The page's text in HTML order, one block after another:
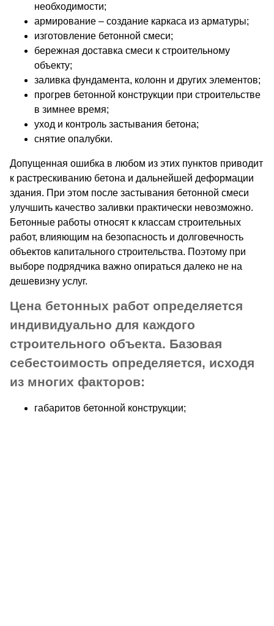
необходимости;
армирование – создание каркаса из арматуры;
изготовление бетонной смеси;
бережная доставка смеси к строительному
объекту;
заливка фундамента, колонн и других элементов;
прогрев бетонной конструкции при строительстве
в зимнее время;
уход и контроль застывания бетона;
снятие опалубки.
Допущенная ошибка в любом из этих пунктов приводит
к растрескиванию бетона и дальнейшей деформации
здания. При этом после застывания бетонной смеси
улучшить качество заливки практически невозможно.
Бетонные работы относят к классам строительных
работ, влияющим на безопасность и долговечность
объектов капитального строительства. Поэтому при
выборе подрядчика важно опираться далеко не на
дешевизну услуг.
Цена бетонных работ определяется
индивидуально для каждого
строительного объекта. Базовая
себестоимость определяется, исходя
из многих факторов:
габаритов бетонной конструкции;